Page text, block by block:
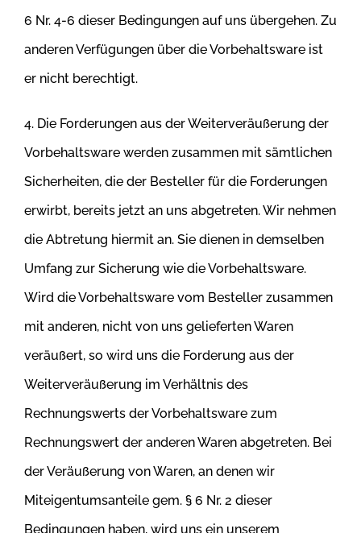
6 Nr. 4-6 dieser Bedingungen auf uns übergehen. Zu
anderen Verfügungen über die Vorbehaltsware ist
er nicht berechtigt.
4. Die Forderungen aus der Weiterveräußerung der
Vorbehaltsware werden zusammen mit sämtlichen
Sicherheiten, die der Besteller für die Forderungen
erwirbt, bereits jetzt an uns abgetreten. Wir nehmen
die Abtretung hiermit an. Sie dienen in demselben
Umfang zur Sicherung wie die Vorbehaltsware.
Wird die Vorbehaltsware vom Besteller zusammen
mit anderen, nicht von uns gelieferten Waren
veräußert, so wird uns die Forderung aus der
Weiterveräußerung im Verhältnis des
Rechnungswerts der Vorbehaltsware zum
Rechnungswert der anderen Waren abgetreten. Bei
der Veräußerung von Waren, an denen wir
Miteigentumsanteile gem. § 6 Nr. 2 dieser
Bedingungen haben, wird uns ein unserem